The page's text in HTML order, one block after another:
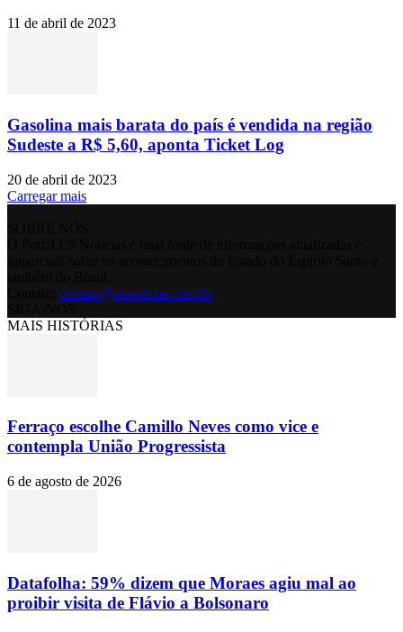
11 de abril de 2023
Gasolina mais barata do país é vendida na região
Sudeste a R$ 5,60, aponta Ticket Log
20 de abril de 2023
Carregar mais
contato@esnoticias.com.br
MAIS HISTÓRIAS
Ferraço escolhe Camillo Neves como vice e
contempla União Progressista
6 de agosto de 2026
Datafolha: 59% dizem que Moraes agiu mal ao
proibir visita de Flávio a Bolsonaro